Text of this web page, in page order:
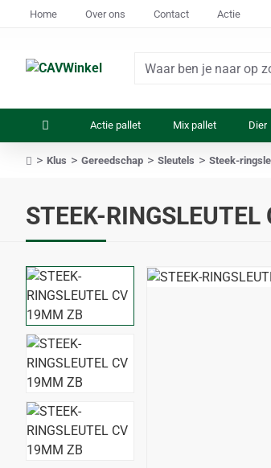
Home Over ons Contact Actie
Waar
Actie pallet Mix pallet Dier
STEEK-
Klus Gereedschap Sleutels Steek-